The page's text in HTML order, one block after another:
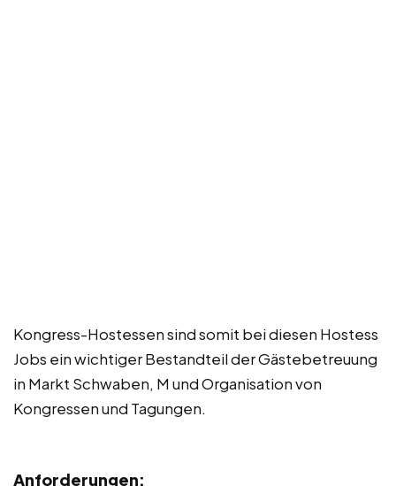
Kongress-Hostessen sind somit bei diesen Hostess
Jobs ein wichtiger Bestandteil der Gästebetreuung
in Markt Schwaben, M und Organisation von
Kongressen und Tagungen.
Anforderungen: